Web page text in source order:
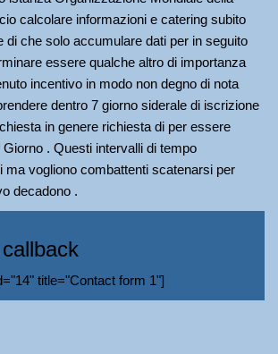
calcolare informazioni e catering subito
di che solo accumulare dati per in seguito
essere qualche altro di importanza
incentivo in modo non degno di nota
dentro 7 giorno siderale di iscrizione
in genere richiesta di per essere
. Questi intervalli di tempo
ma vogliono combattenti scatenarsi per
decadono .
title="Contact form 1"]